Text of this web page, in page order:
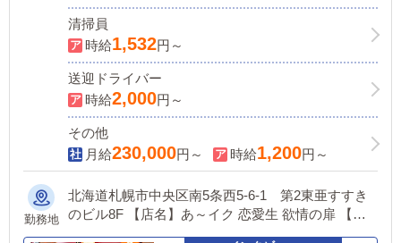
清掃員
時給1,532円～
送迎ドライバー
時給2,000円～
その他
月給230,000円～ 時給1,200円～
勤務地
北海道札幌市中央区南5条西5-6-1 第2東亜すすき
のビル8F 【店名】あ～イク 恋愛生 欲情の扉 【ア